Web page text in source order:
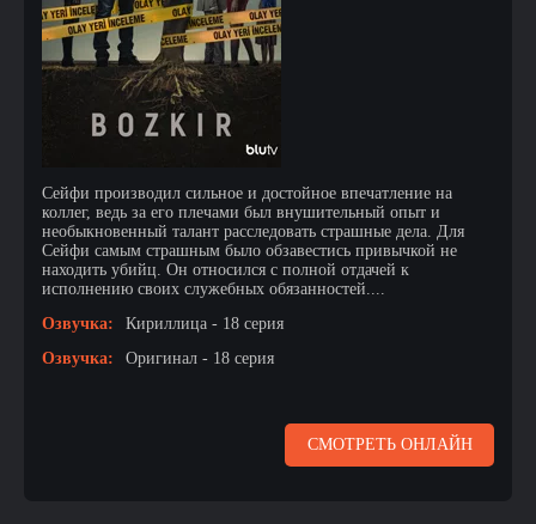
Сейфи производил сильное и достойное впечатление на
коллег, ведь за его плечами был внушительный опыт и
необыкновенный талант расследовать страшные дела. Для
Сейфи самым страшным было обзавестись привычкой не
находить убийц. Он относился с полной отдачей к
исполнению своих служебных обязанностей....
Озвучка:
Кириллица - 18 серия
Озвучка:
Оригинал - 18 серия
СМОТРЕТЬ ОНЛАЙН